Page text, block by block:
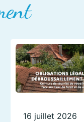
16 juillet 2026